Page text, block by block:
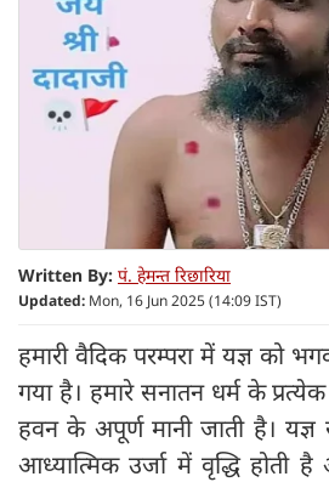
Written By: पं. हेमन्त रिछारिया
Updated: Mon, 16 Jun 2025 (14:09 IST)
हमारी वैदिक परम्परा में यज्ञ को
गया है। हमारे सनातन धर्म के प्रत्येक
हवन के अपूर्ण मानी जाती है।
आध्यात्मिक उर्जा में वृद्धि